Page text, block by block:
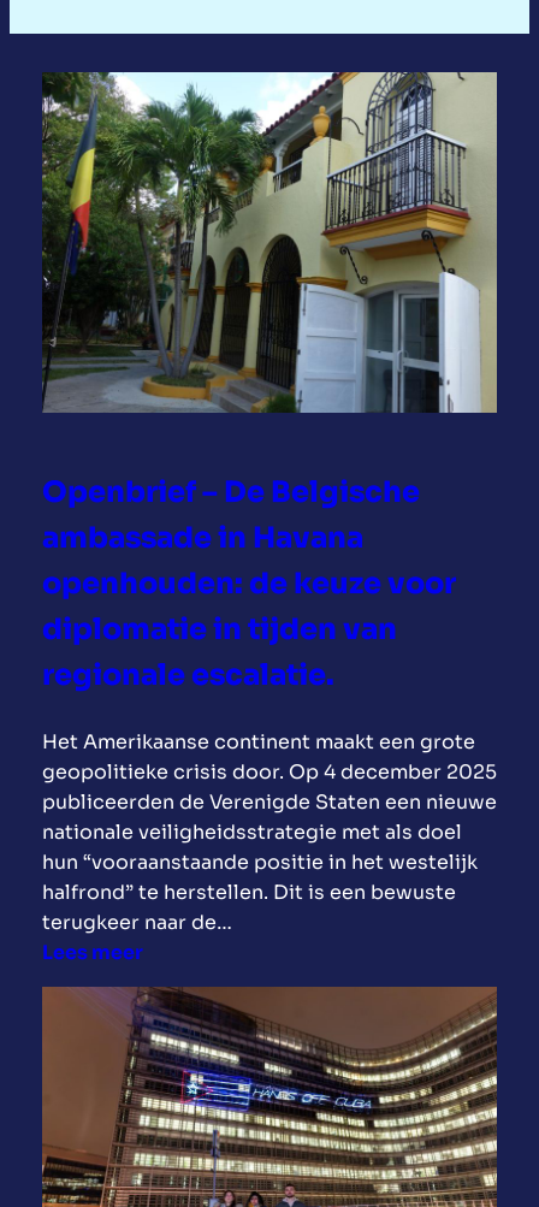
Openbrief – De Belgische
ambassade in Havana
openhouden: de keuze voor
diplomatie in tijden van
regionale escalatie.
Het Amerikaanse continent maakt een grote
geopolitieke crisis door. Op 4 december 2025
publiceerden de Verenigde Staten een nieuwe
nationale veiligheidsstrategie met als doel
hun “vooraanstaande positie in het westelijk
halfrond” te herstellen. Dit is een bewuste
terugkeer naar de…
Lees meer:
O
p
e
n
b
r
i
e